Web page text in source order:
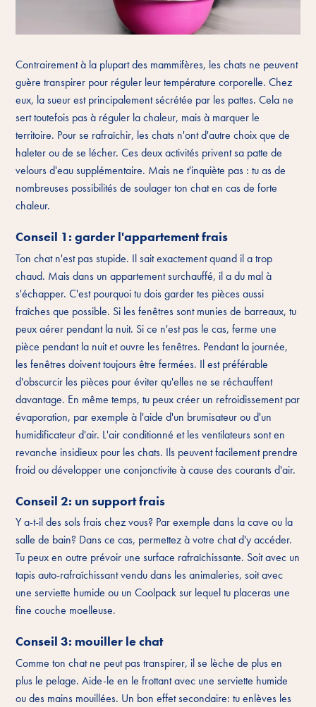
Contrairement à la plupart des mammifères, les chats ne peuvent
guère transpirer pour réguler leur température corporelle. Chez
eux, la sueur est principalement sécrétée par les pattes. Cela ne
sert toutefois pas à réguler la chaleur, mais à marquer le
territoire. Pour se rafraîchir, les chats n'ont d'autre choix que de
haleter ou de se lécher. Ces deux activités privent sa patte de
velours d'eau supplémentaire. Mais ne t'inquiète pas : tu as de
nombreuses possibilités de soulager ton chat en cas de forte
chaleur.
Conseil 1: garder l'appartement frais
Ton chat n'est pas stupide. Il sait exactement quand il a trop
chaud. Mais dans un appartement surchauffé, il a du mal à
s'échapper. C'est pourquoi tu dois garder tes pièces aussi
fraîches que possible. Si les fenêtres sont munies de barreaux, tu
peux aérer pendant la nuit. Si ce n'est pas le cas, ferme une
pièce pendant la nuit et ouvre les fenêtres. Pendant la journée,
les fenêtres doivent toujours être fermées. Il est préférable
d'obscurcir les pièces pour éviter qu'elles ne se réchauffent
davantage. En même temps, tu peux créer un refroidissement par
évaporation, par exemple à l'aide d'un brumisateur ou d'un
humidificateur d'air. L'air conditionné et les ventilateurs sont en
revanche insidieux pour les chats. Ils peuvent facilement prendre
froid ou développer une conjonctivite à cause des courants d'air.
Conseil 2: un support frais
Y a-t-il des sols frais chez vous? Par exemple dans la cave ou la
salle de bain? Dans ce cas, permettez à votre chat d'y accéder.
Tu peux en outre prévoir une surface rafraîchissante. Soit avec un
tapis auto-rafraîchissant vendu dans les animaleries, soit avec
une serviette humide ou un Coolpack sur lequel tu placeras une
fine couche moelleuse.
Conseil 3: mouiller le chat
Comme ton chat ne peut pas transpirer, il se lèche de plus en
plus le pelage. Aide-le en le frottant avec une serviette humide
ou des mains mouillées. Un bon effet secondaire: tu enlèves les